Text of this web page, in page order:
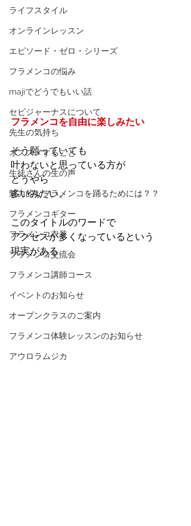
ライフスタイル
オンラインレッスン
エピソード・ゼロ・シリーズ
フラメンコの悩み
majiでどうでもいい話
セビジャーナスについて
先生の気持ち
オススメすること
生徒さんの生の声
魅力的なフラメンコを踊るためには？？
フラメンコギター
フラメンコ衣装
フラメンコ交流会
フラメンコ講師コース
イベントのお知らせ
オープンクラスのご案内
フラメンコ体験レッスンのお知らせ
アウロラムジカ
フラメンコを自由に楽しみたい
そう願っていても
叶わないと思っている方が
どうやら
多いみたい。
このタイトルのワードで
アクセスが多くなっているという
現実がある。